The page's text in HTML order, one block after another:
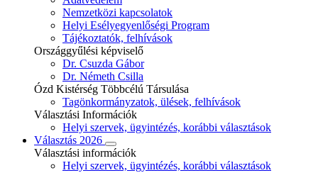
Nemzetközi kapcsolatok
Helyi Esélyegyenlőségi Program
Tájékoztatók, felhívások
Országgyűlési képviselő
Dr. Csuzda Gábor
Dr. Németh Csilla
Ózd Kistérség Többcélú Társulása
Tagönkormányzatok, ülések, felhívások
Választási Információk
Helyi szervek, ügyintézés, korábbi választások
Választás 2026
Választási információk
Helyi szervek, ügyintézés, korábbi választások